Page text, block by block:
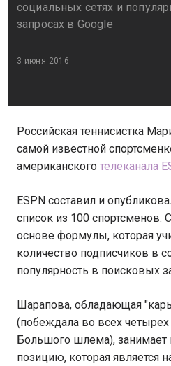
социальных сетях и
запросах в Google
3 июня 2016
Российская теннисистка
самой известной
американского телеканала
ESPN составил и
список из 100 спортсменов.
основе формулы, которая
количество подписчиков в
популярность в поисковых
Шарапова, обладающая
(побеждала во всех четырех
Большого шлема), занимает
позицию, которая является